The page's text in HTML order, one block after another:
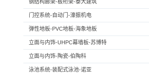
钢结构廊架-板桁架-泰大建筑
门控系统-自动门-濠振机电
弹性地板-PVC地板-海象地板
立面与内饰-UHPC幕墙板-苏博特
立面与内饰-陶瓷-伯陶科
泳池系统-装配式泳池-诺亚